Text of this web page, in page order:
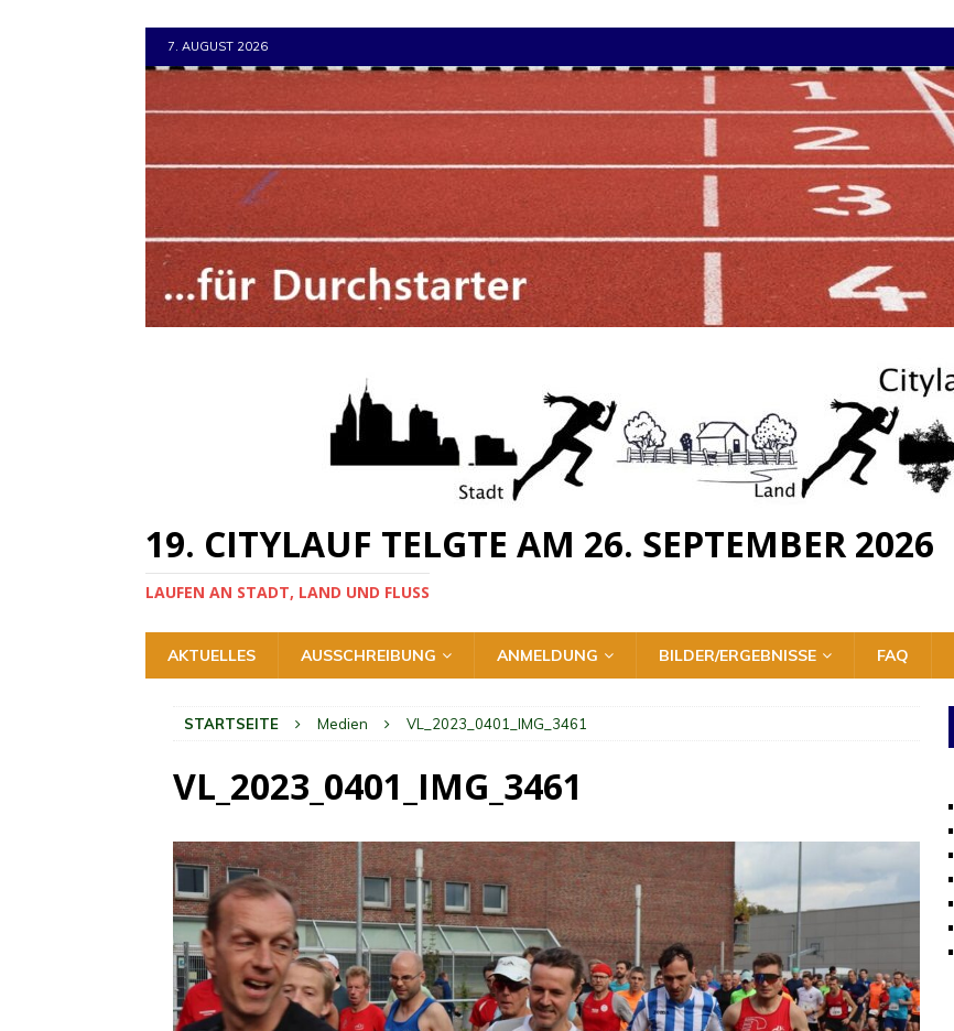
7. AUGUST 2026
19. CITYLAUF TELGTE AM 26. SEPTEMBER 2026
LAUFEN AN STADT, LAND UND FLUSS
AKTUELLES AUSSCHREIBUNG ANMELDUNG BILDER/ERGEBNISSE FAQ
STARTSEITE Medien VL_2023_0401_IMG_3461
VL_2023_0401_IMG_3461